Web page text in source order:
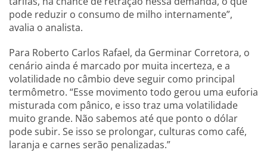
pode reduzir o consumo de milho internamente”,
avalia o analista.
Para Roberto Carlos Rafael, da Germinar Corretora, o
cenário ainda é marcado por muita incerteza, e a
volatilidade no câmbio deve seguir como principal
termômetro. “Esse movimento todo gerou uma euforia
misturada com pânico, e isso traz uma volatilidade
muito grande. Não sabemos até que ponto o dólar
pode subir. Se isso se prolongar, culturas como café,
laranja e carnes serão penalizadas.”